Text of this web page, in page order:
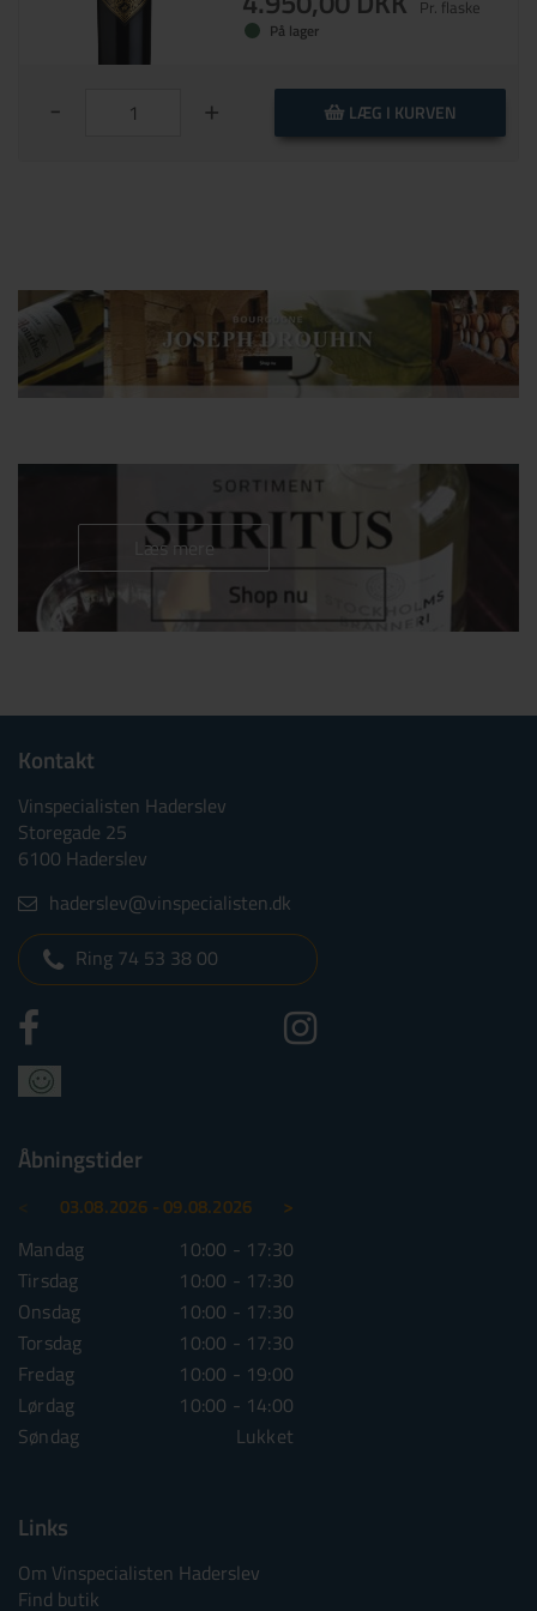
Pr. flaske
På lager
- + LÆG I KURVEN
Læs mere
Kontakt
Vinspecialisten Haderslev
Storegade 25
6100 Haderslev
haderslev@vinspecialisten.dk
Ring 74 53 38 00
Åbningstider
>
03.08.2026 - 09.08.2026
Mandag
10:00 - 17:30
Tirsdag
10:00 - 17:30
Onsdag
10:00 - 17:30
Torsdag
10:00 - 17:30
Fredag
10:00 - 19:00
Lørdag
10:00 - 14:00
Søndag
Lukket
Links
Om Vinspecialisten Haderslev
Find butik